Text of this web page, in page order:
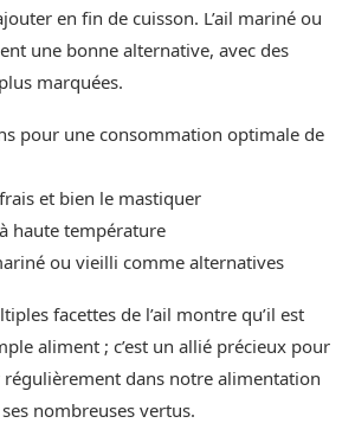
en fin de cuisson. L’ail mariné ou
une bonne alternative, avec des
marquées.
pour une consommation optimale de
et bien le mastiquer
haute température
ou vieilli comme alternatives
facettes de l’ail montre qu’il est
aliment ; c’est un allié précieux pour
régulièrement dans notre alimentation
nombreuses vertus.